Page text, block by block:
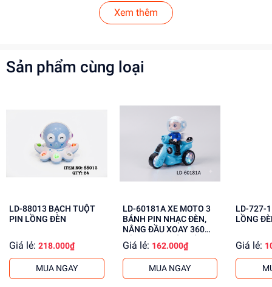
Hướng Dẫn Sử Dụng
Giám sát trẻ em khi sử dụng đồ chơi
Phát triển trí thông minh
Rèn luyện kỹ năng giải quyết vấn đề
Mua ngay đồ chơi lắp ráp tại dochoitinphat.com
cung cấp giá sỉ cho khách buôn. Liên hệ ngay để biết
Xem thêm
Sản phẩm cùng loại
LD-88013 BẠCH TUỘT
PIN LỒNG ĐÈN
Giá lẻ: 218.000₫
MUA NGAY
LD-60181A XE MOTO 3
BÁNH PIN NHẠC ĐÈN,
NÂNG ĐẦU XOAY 360
ĐỘ, PHUN KHÓI, CÓ
NGƯỜI Police
Giá lẻ: 162.000₫
MUA NGAY
LD-727-1 ROBO
LỒNG
Giá lẻ: